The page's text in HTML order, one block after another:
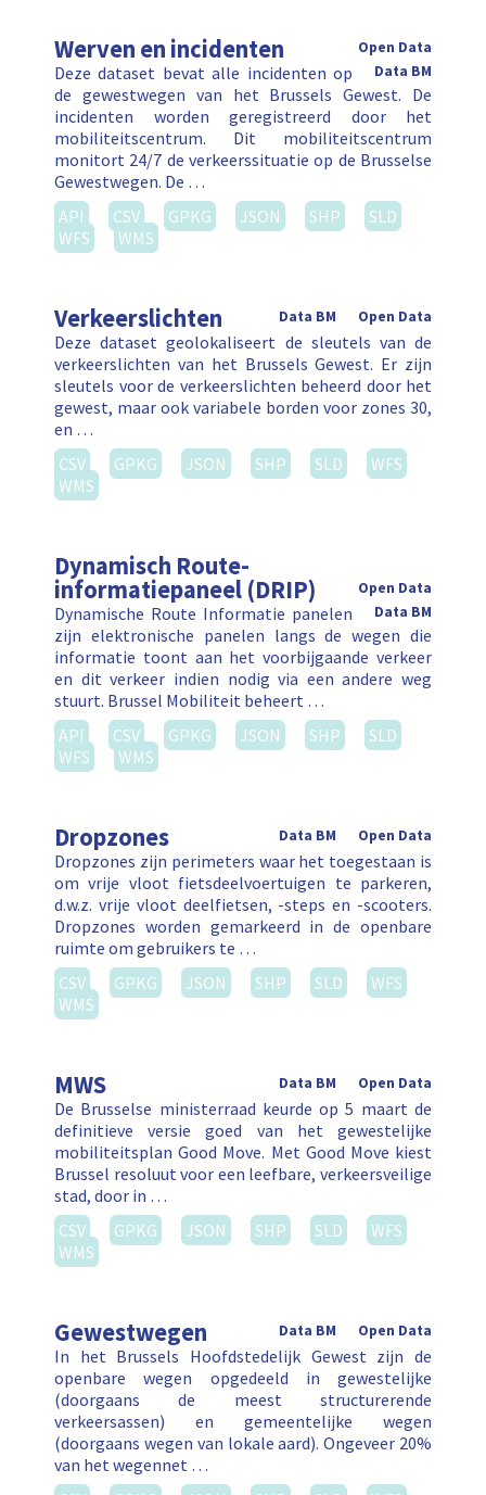
Werven en incidenten
Open Data
Data BM
Deze dataset bevat alle incidenten op
de gewestwegen van het Brussels Gewest. De
incidenten worden geregistreerd door het
mobiliteitscentrum. Dit mobiliteitscentrum
monitort 24/7 de verkeerssituatie op de Brusselse
Gewestwegen. De …
API
CSV GPKG JSON SHP
SLD
WFS
WMS
Verkeerslichten Open Data
Data BM
Deze dataset geolokaliseert de sleutels van de
verkeerslichten van het Brussels Gewest. Er zijn
sleutels voor de verkeerslichten beheerd door het
gewest, maar ook variabele borden voor zones 30,
en …
CSV
GPKG JSON SHP SLD
WFS
WMS
Dynamisch Route-
informatiepaneel (DRIP)
Open Data
Data BM
Dynamische Route Informatie panelen
zijn elektronische panelen langs de wegen die
informatie toont aan het voorbijgaande verkeer
en dit verkeer indien nodig via een andere weg
stuurt. Brussel Mobiliteit beheert …
API
CSV GPKG JSON SHP
SLD
WFS
WMS
Dropzones Open Data
Data BM
Dropzones zijn perimeters waar het toegestaan is
om vrije vloot fietsdeelvoertuigen te parkeren,
d.w.z. vrije vloot deelfietsen, -steps en -scooters.
Dropzones worden gemarkeerd in de openbare
ruimte om gebruikers te …
CSV
GPKG JSON SHP SLD
WFS
WMS
MWS Open Data
Data BM
De Brusselse ministerraad keurde op 5 maart de
definitieve versie goed van het gewestelijke
mobiliteitsplan Good Move. Met Good Move kiest
Brussel resoluut voor een leefbare, verkeersveilige
stad, door in …
CSV
GPKG JSON SHP SLD
WFS
WMS
Gewestwegen Open Data
Data BM
In het Brussels Hoofdstedelijk Gewest zijn de
openbare wegen opgedeeld in gewestelijke
(doorgaans de meest structurerende
verkeersassen) en gemeentelijke wegen
(doorgaans wegen van lokale aard). Ongeveer 20%
van het wegennet …